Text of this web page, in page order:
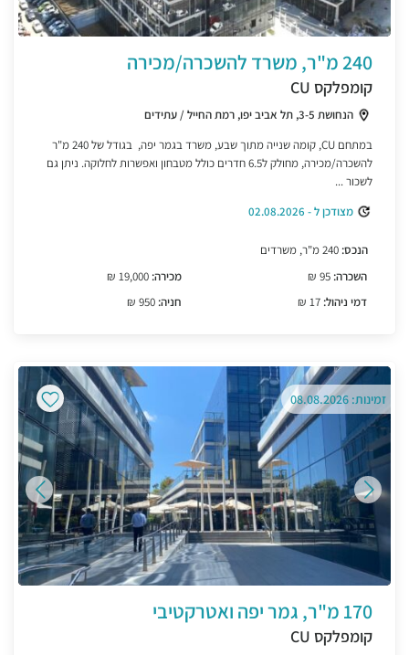
240 מ"ר, משרד להשכרה/מכירה
קומפלקס CU
הנחושת 3-5, תל אביב יפו, רמת החייל / עתידים
במתחם CU, קומה שנייה מתוך שבע, משרד בגמר יפה, בגודל של 240 מ"ר
להשכרה/מכירה, מחולק ל6.5 חדרים כולל מטבחון ואפשרות לחלוקה. ניתן גם
לשכור ...
מצודכן ל - 02.08.2026
הנכס:
השכרה:
דמי ניהול:
מכירה:
חניה:
זמינות: 08.08.2026
170 מ"ר, גמר יפה ואטרקטיבי
קומפלקס CU